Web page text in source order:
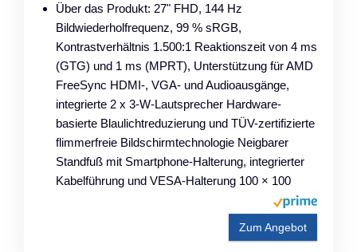
Über das Produkt: 27" FHD, 144 Hz
Bildwiederholfrequenz, 99 % sRGB,
Kontrastverhältnis 1.500:1 Reaktionszeit von 4 ms
(GTG) und 1 ms (MPRT), Unterstützung für AMD
FreeSync HDMI-, VGA- und Audioausgänge,
integrierte 2 x 3-W-Lautsprecher Hardware-
basierte Blaulichtreduzierung und TÜV-zertifizierte
flimmerfreie Bildschirmtechnologie Neigbarer
Standfuß mit Smartphone-Halterung, integrierter
Kabelführung und VESA-Halterung 100 × 100
Zum Angebot